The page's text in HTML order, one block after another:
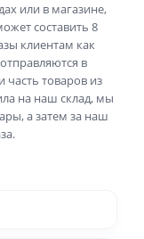
или в магазине,
составить 8
клиентам как
в
часть товаров из
на наш склад, мы
а затем за наш